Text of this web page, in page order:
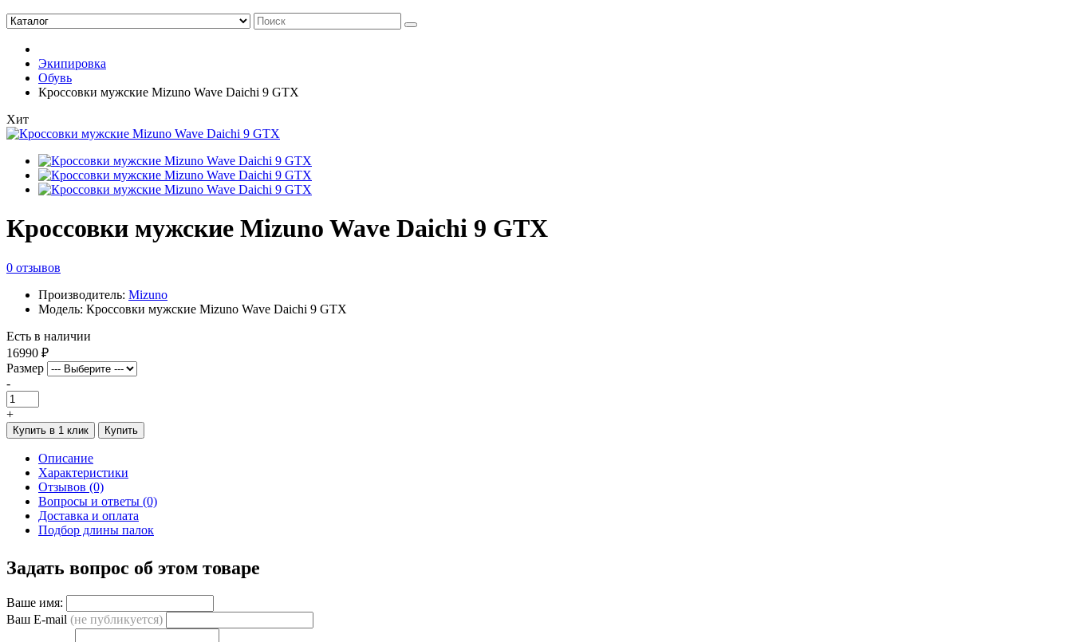
Экипировка
Обувь
Кроссовки мужские Mizuno Wave Daichi 9 GTX
Хит
Кроссовки мужские Mizuno Wave Daichi 9 GTX
0 отзывов
Производитель: Mizuno
Модель: Кроссовки мужские Mizuno Wave Daichi 9 GTX
Есть в наличии
16990 ₽
Размер
-
+
Купить в 1 клик Купить
Описание
Характеристики
Отзывов (0)
Вопросы и ответы (0)
Доставка и оплата
Подбор длины палок
Задать вопрос об этом товаре
Ваше имя:
Ваш E-mail (не публикуется)